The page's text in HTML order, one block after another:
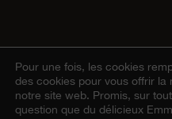
Pour une fois, les cookies
des cookies pour vous offrir la
notre site web. Promis, sur
question que du délicieux